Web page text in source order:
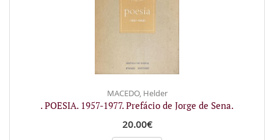
MACEDO, Helder
. POESIA. 1957-1977. Prefácio de Jorge de Sena.
20.00€